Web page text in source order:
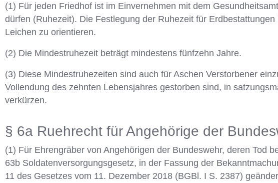
(1) Für jeden Friedhof ist im Einvernehmen mit dem
dürfen (Ruhezeit). Die Festlegung der Ruhezeit für
Leichen zu orientieren.
(2) Die Mindestruhezeit beträgt mindestens fünfzehn Jahre.
(3) Diese Mindestruhezeiten sind auch für Aschen Verstorbener
Vollendung des zehnten Lebensjahres gestorben sind, in
verkürzen.
§ 6a Ruehrecht für Angehörige der
(1) Für Ehrengräber von Angehörigen der Bundeswehr, deren Tod
63b Soldatenversorgungsgesetz, in der Fassung der
11 des Gesetzes vom 11. Dezember 2018 (BGBl. I S. 2387)